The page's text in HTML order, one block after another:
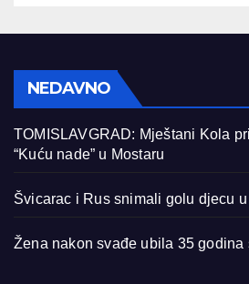
NEDAVNO
TOMISLAVGRAD: Mještani Kola
“Kuću nade” u Mostaru
Švicarac i Rus snimali golu djecu u
Žena nakon svađe ubila 35 godina